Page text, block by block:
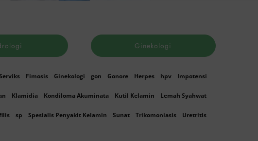
Ginekologi
Fimosis Ginekologi gon Gonore Herpes hpv Impotensi
Klamidia Kondiloma Akuminata Kutil Kelamin Lemah Syahwat
sp Spesialis Penyakit Kelamin Sunat Trikomoniasis Uretritis